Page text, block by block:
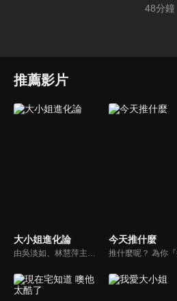
48分鐘
推薦影片
大小姐進化論 今天推什麼